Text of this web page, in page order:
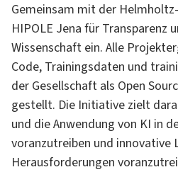
Gemeinsam mit der
HIPOLE Jena für Transparenz
Wissenschaft ein. Alle
Code, Trainingsdaten und
der Gesellschaft als Open
gestellt. Die Initiative zielt
und die Anwendung von KI in
voranzutreiben und innovative
Herausforderungen